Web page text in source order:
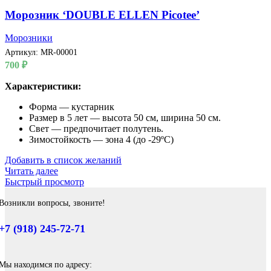
Морозник ‘DOUBLE ELLEN Picotee’
Морозники
Артикул: MR-00001
700 ₽
Характеристики:
Форма — кустарник
Размер в 5 лет — высота 50 см, ширина 50 см.
Свет — предпочитает полутень.
Зимостойкость — зона 4 (до -29ºС)
Добавить в список желаний
Читать далее
Быстрый просмотр
вопросы, звоните!
(918) 245-72-71
находимся по адресу: